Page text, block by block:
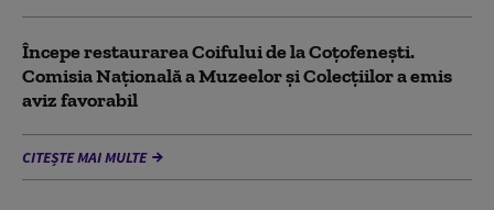
Începe restaurarea Coifului de la Coțofenești.
Comisia Naţională a Muzeelor şi Colecţiilor a emis
aviz favorabil
CITEȘTE MAI MULTE